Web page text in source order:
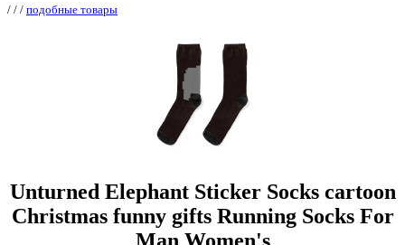
/ / / подобные товары
Unturned Elephant Sticker Socks cartoon
Christmas funny gifts Running Socks For